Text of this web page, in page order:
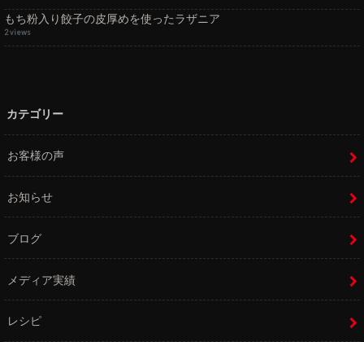
もち粉入り餃子の皮厚めを使ったラザニア
2 views
カテゴリー
お客様の声
お知らせ
ブログ
メディア実績
レシピ